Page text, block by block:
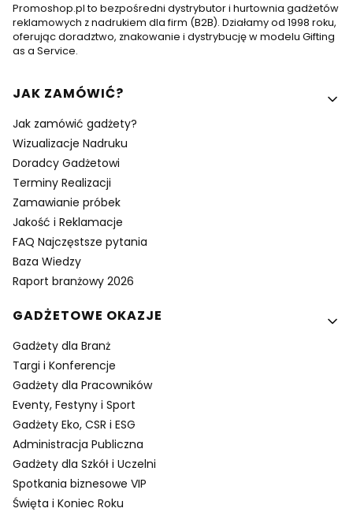
Promoshop.pl to bezpośredni dystrybutor i hurtownia gadżetów
reklamowych z nadrukiem dla firm (B2B). Działamy od 1998 roku,
oferując doradztwo, znakowanie i dystrybucję w modelu Gifting
as a Service.
Linki w stopce
JAK ZAMÓWIĆ?
Jak zamówić gadżety?
Wizualizacje Nadruku
Doradcy Gadżetowi
Terminy Realizacji
Zamawianie próbek
Jakość i Reklamacje
FAQ Najczęstsze pytania
Baza Wiedzy
Raport branżowy 2026
GADŻETOWE OKAZJE
Gadżety dla Branż
Targi i Konferencje
Gadżety dla Pracowników
Eventy, Festyny i Sport
Gadżety Eko, CSR i ESG
Administracja Publiczna
Gadżety dla Szkół i Uczelni
Spotkania biznesowe VIP
Święta i Koniec Roku